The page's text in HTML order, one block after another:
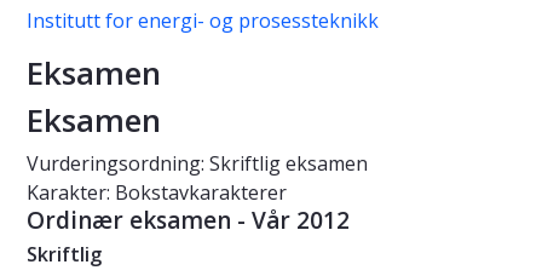
Institutt for energi- og prosessteknikk
Eksamen
Eksamen
Vurderingsordning: Skriftlig eksamen
Karakter: Bokstavkarakterer
Ordinær eksamen - Vår 2012
Skriftlig